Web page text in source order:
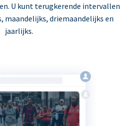
U kunt terugkerende intervallen
maandelijks, driemaandelijks en
jaarlijks.